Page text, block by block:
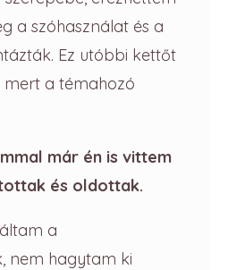
a szóhasználat és a
Ez utóbbi kettőt
a témahozó
már én is vittem
és oldottak.
a
nem hagytam ki